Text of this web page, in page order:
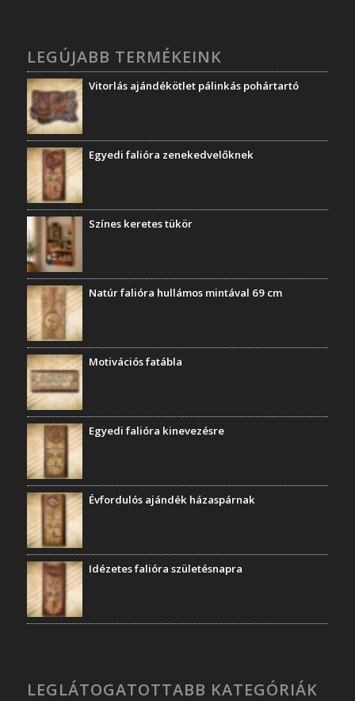
LEGÚJABB TERMÉKEINK
Vitorlás ajándékötlet pálinkás pohártartó
Egyedi falióra zenekedvelőknek
Színes keretes tükör
Natúr falióra hullámos mintával 69 cm
Motivációs fatábla
Egyedi falióra kinevezésre
Évfordulós ajándék házaspárnak
Idézetes falióra születésnapra
LEGLÁTOGATOTTABB KATEGÓRIÁK